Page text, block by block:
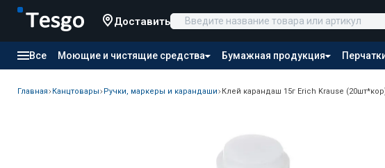
Доставить
Все Моющие и чистящие средства Бумажная продукция
Главная Канцтовары Ручки, маркеры и карандаши Клей карандаш 15г Erich Krause